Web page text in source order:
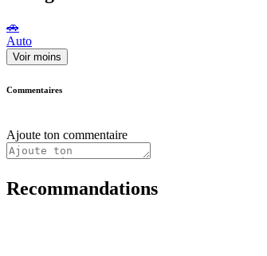
🚗
Auto
Voir moins
Commentaires
Ajoute ton commentaire
Recommandations